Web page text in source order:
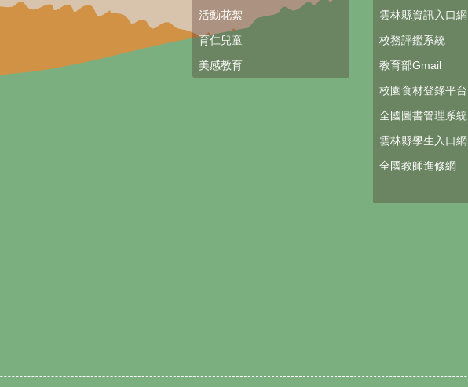
活動花絮
育仁兒童
美感教育
雲林縣資訊入口網
校務評鑑系統
教育部Gmail
校園食材登錄平台
全國圖書管理系統
雲林縣學生入口網
全國教師進修網